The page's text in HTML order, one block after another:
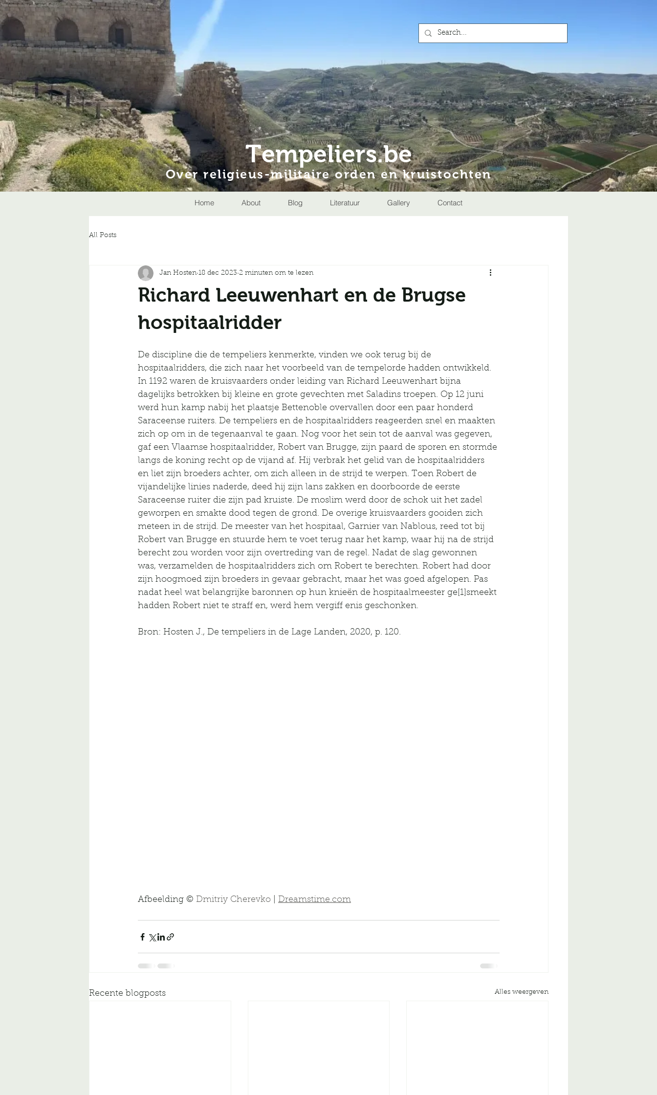
Tempeliers.be
Over religieus-militaire orden en kruistochten
Home About Blog Literatuur Gallery Contact
All Posts
Richard Leeuwenhart en de Brugse
hospitaalridder
Jan Hosten 18 dec 2023 2 minuten om te lezen
De discipline die de tempeliers kenmerkte, vinden we ook terug bij de
hospitaalridders, die zich naar het voorbeeld van de tempelorde hadden ontwikkeld.
In 1192 waren de kruisvaarders onder leiding van Richard Leeuwenhart bijna
dagelijks betrokken bij kleine en grote gevechten met Saladins troepen. Op 12 juni
werd hun kamp nabij het plaatsje Bettenoble overvallen door een paar honderd
Saraceense ruiters. De tempeliers en de hospitaalridders reageerden snel en maakten
zich op om in de tegenaanval te gaan. Nog voor het sein tot de aanval was gegeven,
gaf een Vlaamse hospitaalridder, Robert van Brugge, zijn paard de sporen en stormde
langs de koning recht op de vijand af. Hij verbrak het gelid van de hospitaalridders
en liet zijn broeders achter, om zich alleen in de strijd te werpen. Toen Robert de
vijandelijke linies naderde, deed hij zijn lans zakken en doorboorde de eerste
Saraceense ruiter die zijn pad kruiste. De moslim werd door de schok uit het zadel
geworpen en smakte dood tegen de grond. De overige kruisvaarders gooiden zich
meteen in de strijd. De meester van het hospitaal, Garnier van Nablous, reed tot bij
Robert van Brugge en stuurde hem te voet terug naar het kamp, waar hij na de strijd
berecht zou worden voor zijn overtreding van de regel. Nadat de slag gewonnen
was, verzamelden de hospitaalridders zich om Robert te berechten. Robert had door
zijn hoogmoed zijn broeders in gevaar gebracht, maar het was goed afgelopen. Pas
nadat heel wat belangrijke baronnen op hun knieën de hospitaalmeester ge[1]smeekt
hadden Robert niet te straff en, werd hem vergiff enis geschonken.
Bron: Hosten J., De tempeliers in de Lage Landen, 2020, p. 120.
Afbeelding © Dmitriy Cherevko Dreamstime.com
Recente blogposts Alles weergeven